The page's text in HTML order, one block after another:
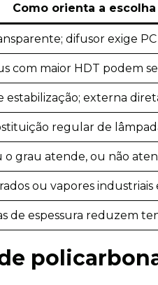
Como orienta a
difusor exige
com maior HDT podem
estabilização; externa
regular de
o grau atende, ou não
ou vapores industriais
de espessura reduzem